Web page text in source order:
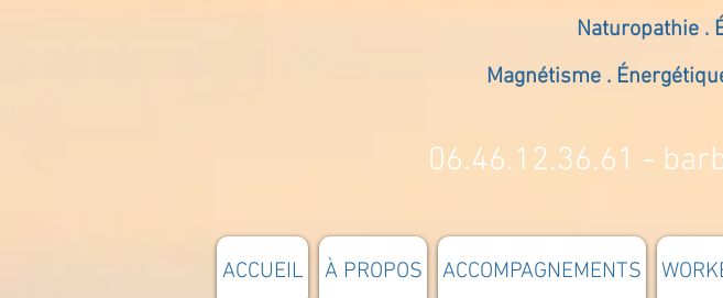
Naturopathie .
Magnétisme .
06.46.12.36.61 -
ACCUEIL À PROPOS ACCOMPAGNEMENTS